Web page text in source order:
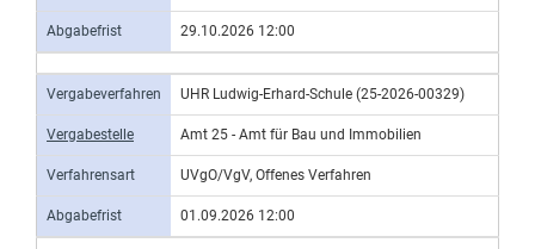
Abgabefrist 29.10.2026 12:00
Vergabeverfahren UHR Ludwig-Erhard-Schule (25-2026-00329)
Vergabestelle Amt 25 - Amt für Bau und Immobilien
Verfahrensart UVgO/VgV, Offenes Verfahren
Abgabefrist 01.09.2026 12:00